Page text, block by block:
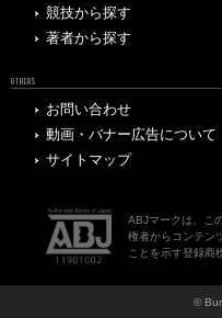
競技から探す
著者から探す
OTHERS
お問い合わせ
動画・バナー広告について
サイトマップ
ABJマークは、こ
権者からコンテン
ことを示す登録商
©